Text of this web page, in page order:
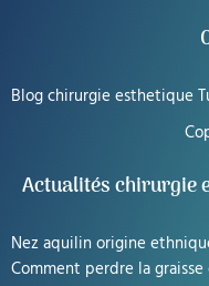
Blog chirurgie esthetique
Actualités chirurgie
Nez aquilin origine
Comment perdre la